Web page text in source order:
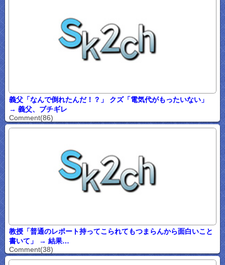
義父「なんで倒れたんだ！？」 クズ「電気代がもったいない」
→ 義父、ブチギレ
Comment(86)
教授「普通のレポート持ってこられてもつまらんから面白いこと
書いて」 → 結果…
Comment(38)